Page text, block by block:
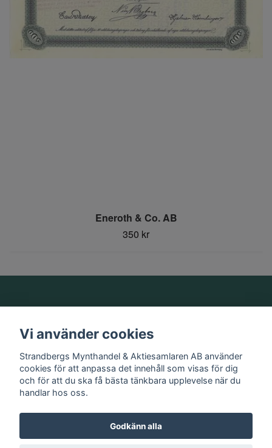
Eneroth & Co. AB
350 kr
Information
Sociala medier
Vi använder cookies
Strandbergs Mynthandel & Aktiesamlaren AB använder
cookies för att anpassa det innehåll som visas för dig
och för att du ska få bästa tänkbara upplevelse när du
handlar hos oss.
Godkänn alla